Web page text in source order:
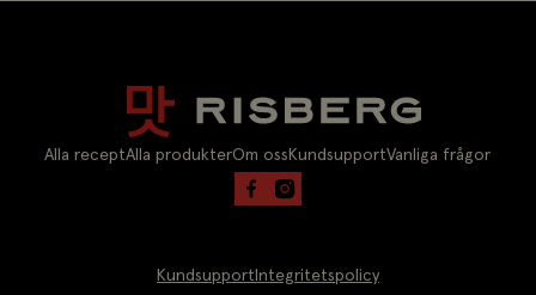
Alla receptAlla produkterOm ossKundsupportVanliga frågor
KundsupportIntegritetspolicy